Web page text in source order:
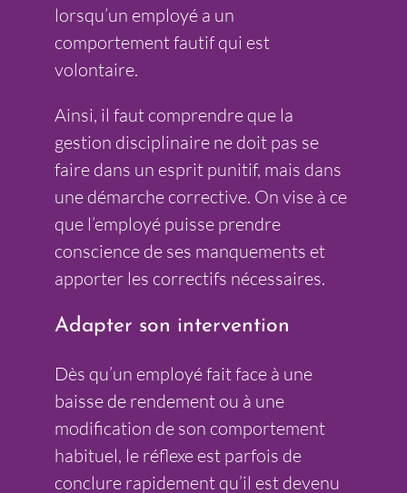
lorsqu’un employé a un
comportement fautif qui est
volontaire.
Ainsi, il faut comprendre que la
gestion disciplinaire ne doit pas se
faire dans un esprit punitif, mais dans
une démarche corrective. On vise à ce
que l’employé puisse prendre
conscience de ses manquements et
apporter les correctifs nécessaires.
Adapter son intervention
Dès qu’un employé fait face à une
baisse de rendement ou à une
modification de son comportement
habituel, le réflexe est parfois de
conclure rapidement qu’il est devenu